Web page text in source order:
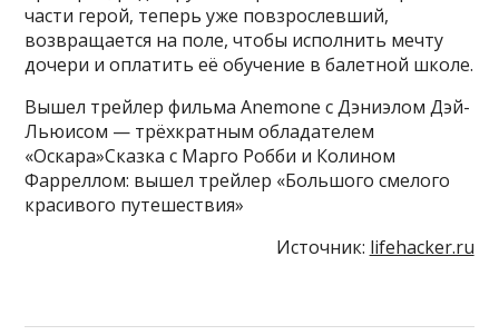
части герой, теперь уже повзрослевший,
возвращается на поле, чтобы исполнить мечту
дочери и оплатить её обучение в балетной школе.
Вышел трейлер фильма Anemone с Дэниэлом Дэй-
Льюисом — трёхкратным обладателем
«Оскара»Сказка с Марго Робби и Колином
Фарреллом: вышел трейлер «Большого смелого
красивого путешествия»
Источник: lifehacker.ru